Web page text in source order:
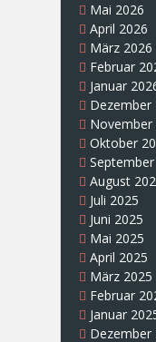
Mai 2026
April 2026
März 2026
Februar
Januar
Dezember
November
Oktober
August
Juli 2025
Juni 2025
Mai 2025
April 2025
März 2025
Februar
Januar
Dezember